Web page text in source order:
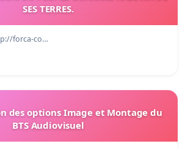
SES TERRES.
forca-co…
des options Image et Montage du
BTS Audiovisuel